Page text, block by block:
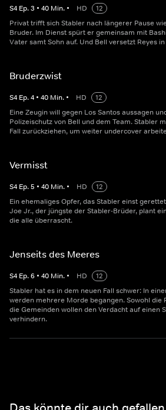
S4 Ep.3 • 40 Min. • HD
12
Privat trifft sich Stabler nach längerer Pause
Bruder. Im Dienst spürt er gemeinsam mit
Vater samt Sohn auf. Und Bell versetzt Reyes
Bruderzwist
S4 Ep.4 • 40 Min. • HD
12
Eine Zeugin will gegen Los Santos aussagen
Polizeischutz von Bell und dem Team. Stabler
Fall zurückziehen, um weiter undercover
Vermisst
S4 Ep.5 • 40 Min. • HD
12
Ein ehemaliges Opfer, das Stabler einst
Joe Jr., der jüngste der Stabler-Brüder, plant
die alle überrascht.
Jenseits des Meeres
S4 Ep.6 • 40 Min. • HD
12
Stabler hat es in dem neuen Fall schwer: In
werden mehrere Morde begangen. Sowohl die
die Gemeinden wollen den Verdacht auf einen
verhindern.